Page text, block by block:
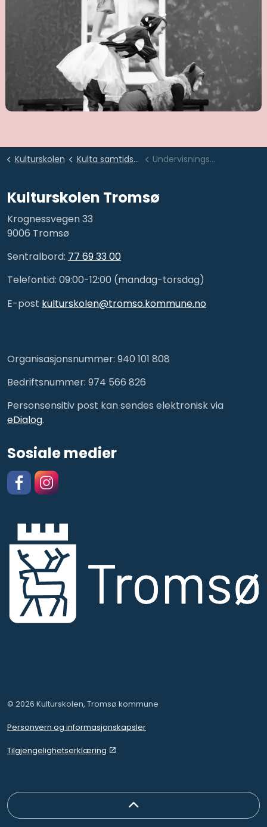
Kulturskolen Kulta samtidssirkus Undervisningstilbud
Kulturskolen Tromsø
Krognessvegen 33
9006 Tromsø
Sentralbord: 77 69 33 00
Telefontid: 09:00-12:00 (mandag-torsdag)
E-post kulturskolen@tromso.kommune.no
Organisasjonsnummer: 940 101 808
Bedriftsnummer: 974 566 826
Personsensitiv post kan sendes elektronisk via
eDialog.
Sosiale medier
© 2026 Kulturskolen, Tromsø kommune
Personvern og informasjonskapsler
Tilgjengelighetserklæring